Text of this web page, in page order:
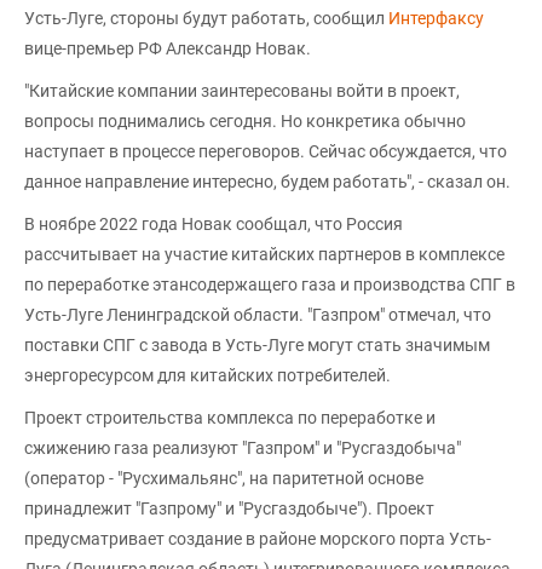
Усть-Луге, стороны будут работать, сообщил Интерфаксу
вице-премьер РФ Александр Новак.
"Китайские компании заинтересованы войти в проект,
вопросы поднимались сегодня. Но конкретика обычно
наступает в процессе переговоров. Сейчас обсуждается, что
данное направление интересно, будем работать", - сказал он.
В ноябре 2022 года Новак сообщал, что Россия
рассчитывает на участие китайских партнеров в комплексе
по переработке этансодержащего газа и производства СПГ в
Усть-Луге Ленинградской области. "Газпром" отмечал, что
поставки СПГ с завода в Усть-Луге могут стать значимым
энергоресурсом для китайских потребителей.
Проект строительства комплекса по переработке и
сжижению газа реализуют "Газпром" и "Русгаздобыча"
(оператор - "Русхимальянс", на паритетной основе
принадлежит "Газпрому" и "Русгаздобыче"). Проект
предусматривает создание в районе морского порта Усть-